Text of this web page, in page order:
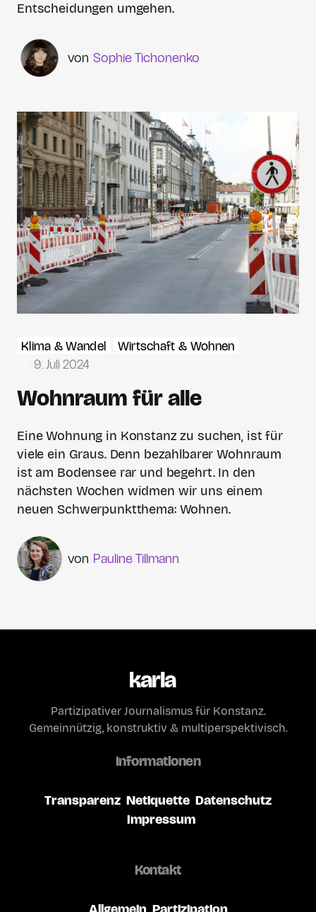
Entscheidungen umgehen.
Sophie Tichonenko
Klima & Wandel
Wirtschaft & Wohnen
9. Juli 2024
Wohnraum für alle
Eine Wohnung in Konstanz zu suchen, ist für
viele ein Graus. Denn bezahlbarer Wohnraum
ist am Bodensee rar und begehrt. In den
nächsten Wochen widmen wir uns einem
neuen Schwerpunktthema: Wohnen.
Pauline Tillmann
karla
Partizipativer Journalismus für Konstanz.
Gemeinnützig, konstruktiv & multiperspektivisch.
Informationen
Transparenz Netiquette Datenschutz
Impressum
Kontakt